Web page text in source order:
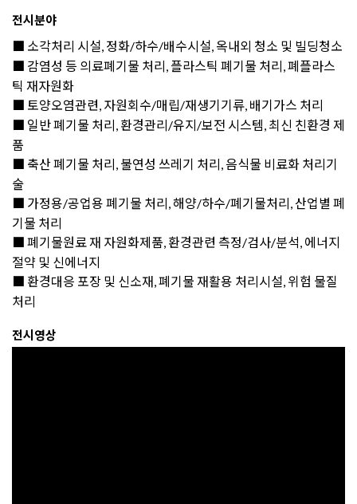
전시분야
■ 소각처리 시설, 정화/하수/배수시설, 옥내외 청소 및 빌딩청소
■ 감염성 등 의료폐기물 처리, 플라스틱 폐기물 처리, 폐플라스
틱 재자원화
■ 토양오염관련, 자원회수/매립/재생기기류, 배기가스 처리
■ 일반 폐기물 처리, 환경관리/유지/보전 시스템, 최신 친환경 제
품
■ 축산 폐기물 처리, 불연성 쓰레기 처리, 음식물 비료화 처리기
술
■ 가정용/공업용 폐기물 처리, 해양/하수/폐기물처리, 산업별 폐
기물 처리
■ 폐기물원료 재 자원화제품, 환경관련 측정/검사/분석, 에너지
절약 및 신에너지
■ 환경대응 포장 및 신소재, 폐기물 재활용 처리시설, 위험 물질
처리
전시영상